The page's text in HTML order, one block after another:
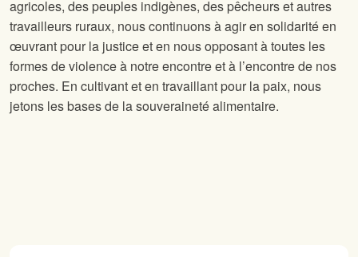
agricoles, des peuples indigènes, des pêcheurs et autres
travailleurs ruraux, nous continuons à agir en solidarité en
œuvrant pour la justice et en nous opposant à toutes les
formes de violence à notre encontre et à l’encontre de nos
proches. En cultivant et en travaillant pour la paix, nous
jetons les bases de la souveraineté alimentaire.